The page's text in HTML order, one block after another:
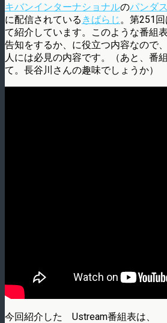
キバンインターナショナルのパンダ
に配信されている きばらじ。第251
て紹介しています。このような番組
告知をするか、に役立つ内容なので
人には必見の内容です。（あと、番
て。長谷川さんの趣味でしょうか）
今回紹介した Ustream番組表は、